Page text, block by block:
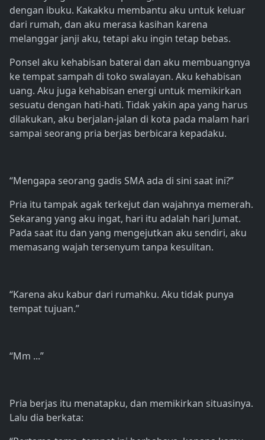
dengan ibuku. Kakakku membantu aku untuk keluar
dari rumah, dan aku merasa kasihan karena
melanggar janji aku, tetapi aku ingin tetap bebas.
Ponsel aku kehabisan baterai dan aku membuangnya
ke tempat sampah di toko swalayan. Aku kehabisan
uang. Aku juga kehabisan energi untuk memikirkan
sesuatu dengan hati-hati. Tidak yakin apa yang harus
dilakukan, aku berjalan-jalan di kota pada malam hari
sampai seorang pria berjas berbicara kepadaku.
“Mengapa seorang gadis SMA ada di sini saat ini?”
Pria itu tampak agak terkejut dan wajahnya memerah.
Sekarang yang aku ingat, hari itu adalah hari Jumat.
Pada saat itu dan yang mengejutkan aku sendiri, aku
memasang wajah tersenyum tanpa kesulitan.
“Karena aku kabur dari rumahku. Aku tidak punya
tempat tujuan.”
“Mm ...”
Pria berjas itu menatapku, dan memikirkan situasinya.
Lalu dia berkata: